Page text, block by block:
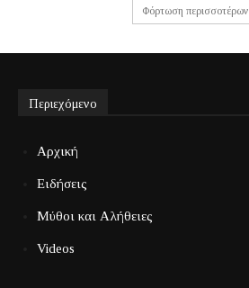
Φόρτωση περισσοτέρων
Περιεχόμενο
Αρχική
Ειδήσεις
Μύθοι και Αλήθειες
Videos